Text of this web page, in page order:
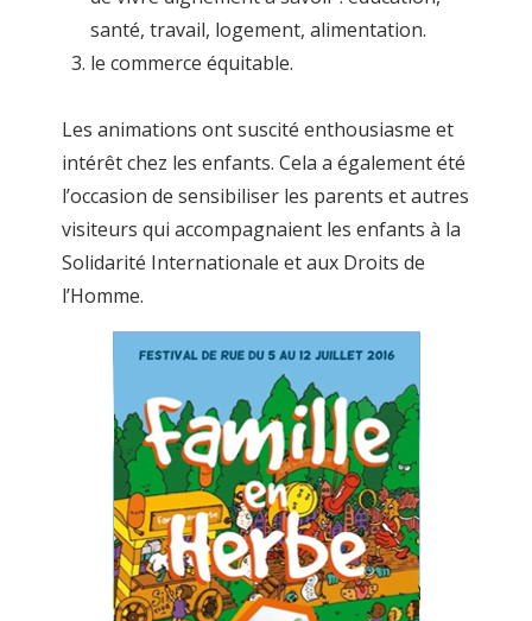
santé, travail, logement, alimentation.
le commerce équitable.
Les animations ont suscité enthousiasme et
intérêt chez les enfants. Cela a également été
l’occasion de sensibiliser les parents et autres
visiteurs qui accompagnaient les enfants à la
Solidarité Internationale et aux Droits de
l’Homme.